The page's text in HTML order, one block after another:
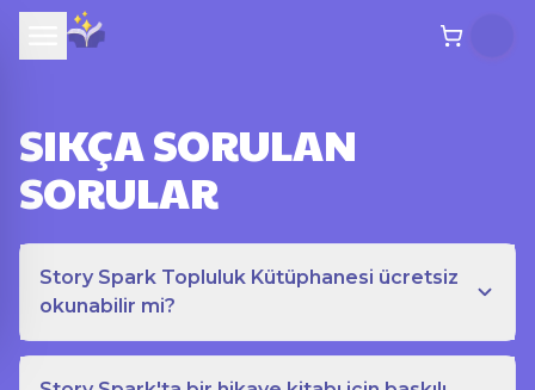
SIKÇA SORULAN
SORULAR
Story Spark Topluluk Kütüphanesi ücretsiz
okunabilir mi?